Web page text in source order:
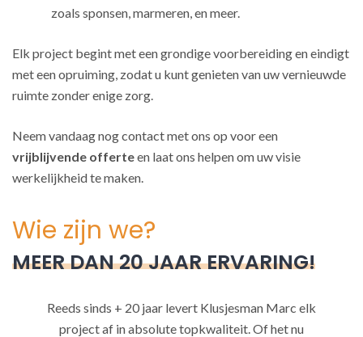
zoals sponsen, marmeren, en meer.
Elk project begint met een grondige voorbereiding en eindigt
met een opruiming, zodat u kunt genieten van uw vernieuwde
ruimte zonder enige zorg.
Neem vandaag nog contact met ons op voor een
vrijblijvende offerteen laat ons helpen om uw visie
werkelijkheid te maken.
Wie zijn we?
MEER DAN 20 JAAR ERVARING!
Reeds sinds + 20 jaar levert Klusjesman Marc elk
project af in absolute topkwaliteit. Of het nu